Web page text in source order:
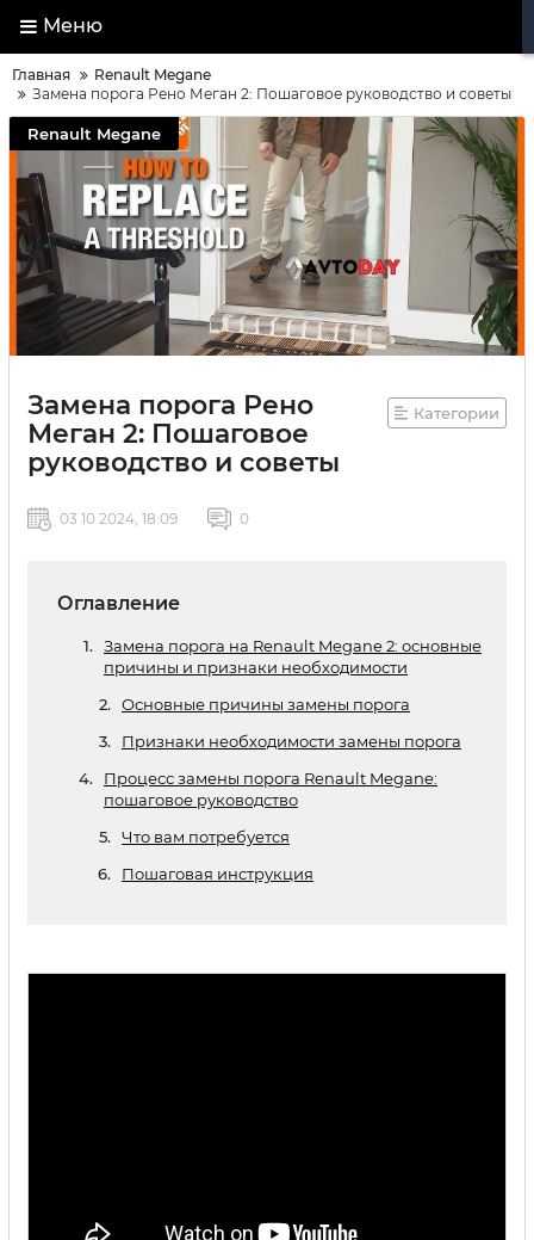
Меню
Главная
Renault Megane
Замена порога Рено Меган 2: Пошаговое руководство и советы
Renault Megane
Замена порога Рено
Меган 2: Пошаговое
руководство и советы
Категории
03 10 2024, 18:09 0
Оглавление
Замена порога на Renault Megane 2: основные
причины и признаки необходимости
Основные причины замены порога
Признаки необходимости замены порога
Процесс замены порога Renault Megane:
пошаговое руководство
Что вам потребуется
Пошаговая инструкция